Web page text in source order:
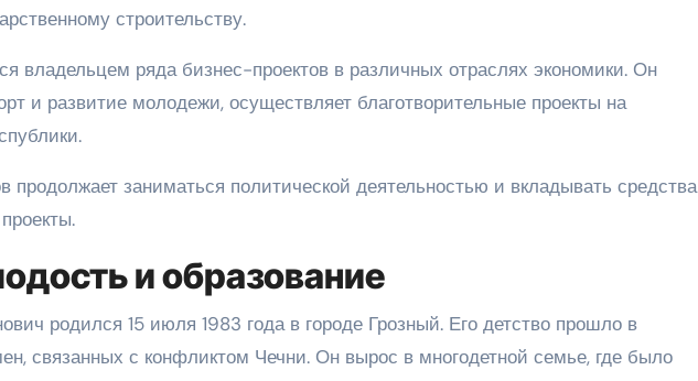
строительству.
владельцем ряда бизнес-проектов в различных отраслях экономики. Он
и развитие молодежи, осуществляет благотворительные проекты на
заниматься политической деятельностью и вкладывать средства
и образование
родился 15 июля 1983 года в городе Грозный. Его детство прошло в
связанных с конфликтом Чечни. Он вырос в многодетной семье, где было